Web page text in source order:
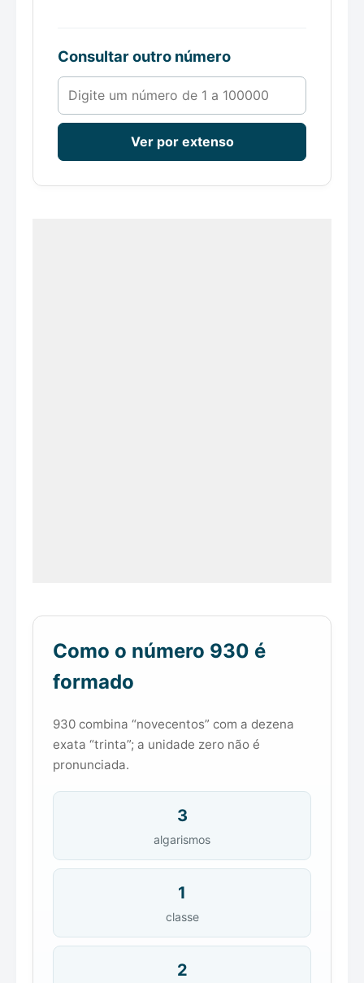
Consultar outro número
Número de 1 a 100000
Ver por extenso
Como o número 930 é
formado
930 combina “novecentos” com a dezena
exata “trinta”; a unidade zero não é
pronunciada.
3
algarismos
1
classe
2